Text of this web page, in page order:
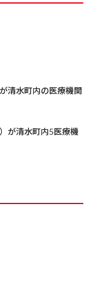
清水町内の医療機関
が清水町内5医療機